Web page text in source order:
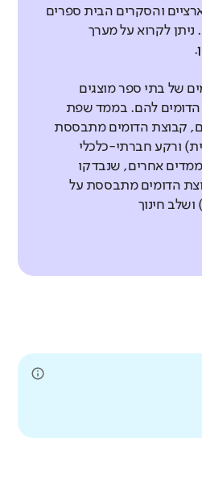
והסקרים הבית ספרים
לקרוא על מערך
.
של בתי ספר מוצגים
להם. בממד שפת
קבוצת הדומים מתבססת
ורקע חברתי-כלכלי
אחרים, שנבדקו
הדומים מתבססת על
חינוך